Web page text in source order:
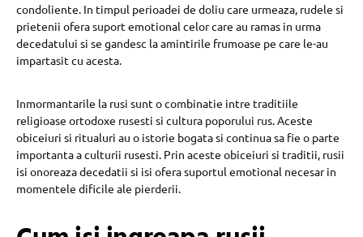
condoliente. In timpul perioadei de doliu care urmeaza, rudele si
prietenii ofera suport emotional celor care au ramas in urma
decedatului si se gandesc la amintirile frumoase pe care le-au
impartasit cu acesta.
Inmormantarile la rusi sunt o combinatie intre traditiile
religioase ortodoxe rusesti si cultura poporului rus. Aceste
obiceiuri si ritualuri au o istorie bogata si continua sa fie o parte
importanta a culturii rusesti. Prin aceste obiceiuri si traditii, rusii
isi onoreaza decedatii si isi ofera suportul emotional necesar in
momentele dificile ale pierderii.